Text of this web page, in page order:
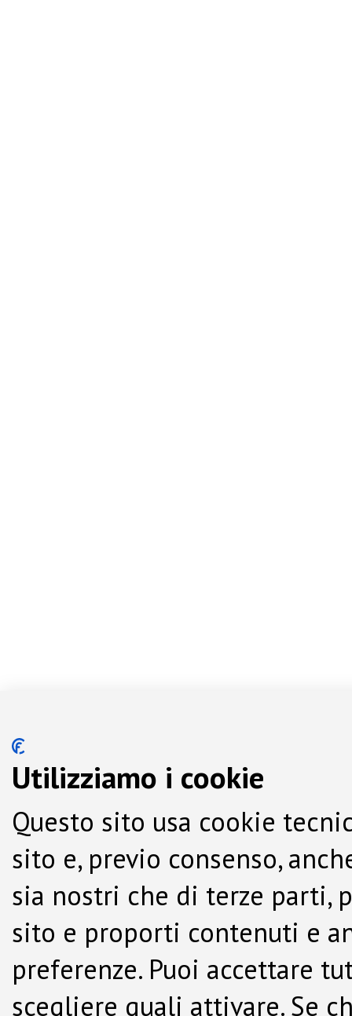
Utilizziamo i cookie
Questo sito usa cookie
sito e, previo consenso,
sia nostri che di terze parti,
sito e proporti contenuti e
preferenze. Puoi accettare
scegliere quali attivare. Se